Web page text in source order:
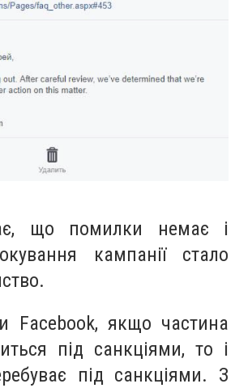
що помилки немає і
кампанії стало
Facebook, якщо частина
під санкціями, то і
під санкціями. З